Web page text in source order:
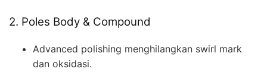
2. Poles Body & Compound
Advanced polishing menghilangkan swirl mark
dan oksidasi.